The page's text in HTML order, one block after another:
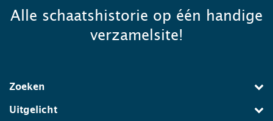
Alle schaatshistorie op één handige
verzamelsite!
Zoeken
Uitgelicht